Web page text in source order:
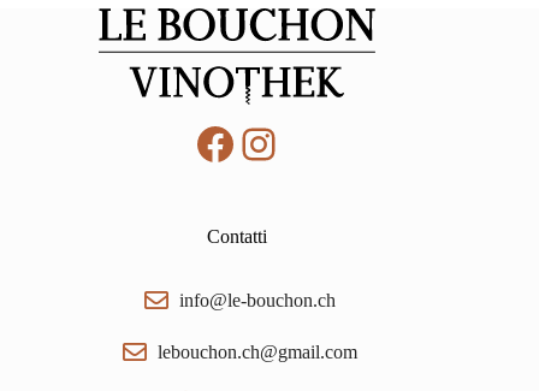
Facebook
Instagram
Contatti
info@le-bouchon.ch
lebouchon.ch@gmail.com